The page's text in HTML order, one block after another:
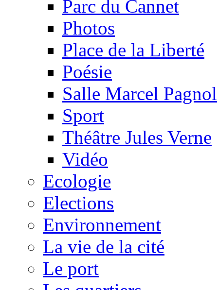
Parc du Cannet
Photos
Place de la Liberté
Poésie
Salle Marcel Pagnol
Sport
Théâtre Jules Verne
Vidéo
Ecologie
Elections
Environnement
La vie de la cité
Le port